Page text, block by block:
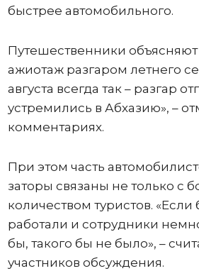
быстрее автомобильного.
Путешественники
ажиотаж разгаром летнего
августа всегда так – разгар
устремились в Абхазию», –
комментариях.
При этом часть
заторы связаны не только с
количеством туристов.
работали и сотрудники
бы, такого бы не было», –
участников обсуждения.